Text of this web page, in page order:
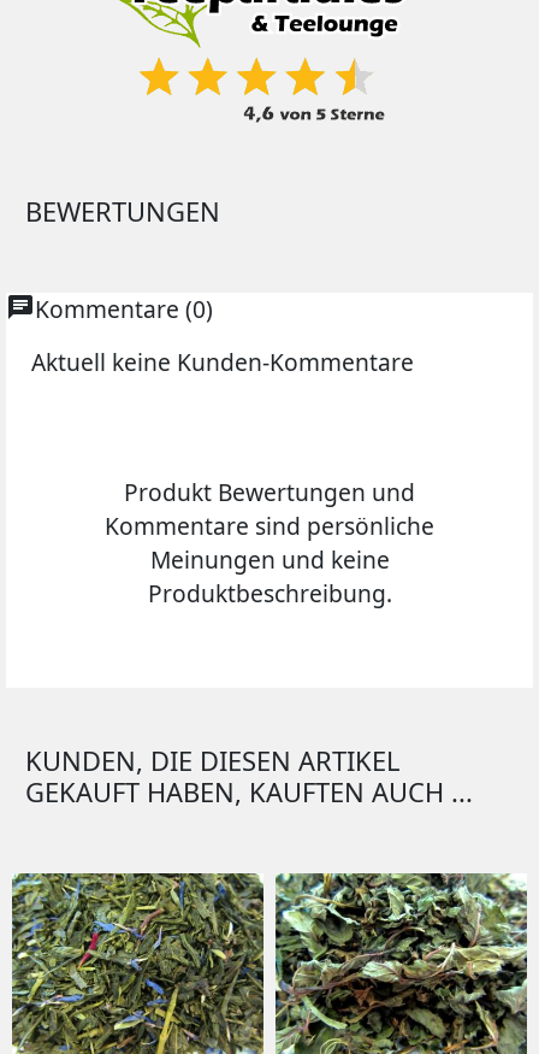
BEWERTUNGEN
chatKommentare (0)
Aktuell keine Kunden-Kommentare
Produkt Bewertungen und
Kommentare sind persönliche
Meinungen und keine
Produktbeschreibung.
KUNDEN, DIE DIESEN ARTIKEL
GEKAUFT HABEN, KAUFTEN AUCH ...